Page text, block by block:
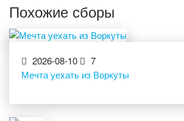
Похожие сборы
2026-08-10
7
Мечта уехать из Воркуты